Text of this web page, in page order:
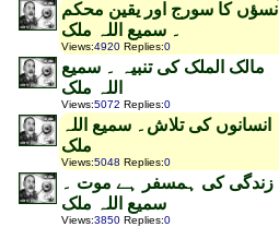
آنسؤں کا سورج اور یقین محکم
۔ سمیع اللہ ملک
Views:4920 Replies:0
مالک الملک کی تنبیہ ۔ سمیع
اللہ ملک
Views:5072 Replies:0
انسانوں کی تلاش۔ سمیع اللہ
ملک
Views:5048 Replies:0
زندگی کی ہمسفر ہے موت ۔
سمیع اللہ ملک
Views:3850 Replies:0